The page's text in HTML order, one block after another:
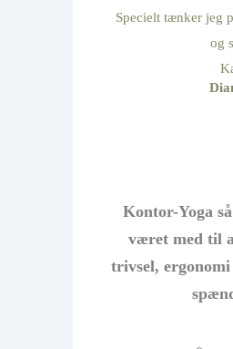
Specielt tænker jeg
og
Kontor-Yoga
været med til
trivsel, ergonomi